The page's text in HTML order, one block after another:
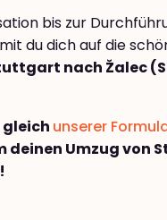
bis zur
du dich auf die
nach Žalec
gleich unserer
deinen Umzug von